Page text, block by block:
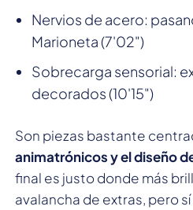
Nervios de acero:
Marioneta (7'02")
Sobrecarga sensorial:
decorados (10'15")
Son piezas bastante
animatrónicos y el diseño
final es justo donde más
avalancha de extras, pero